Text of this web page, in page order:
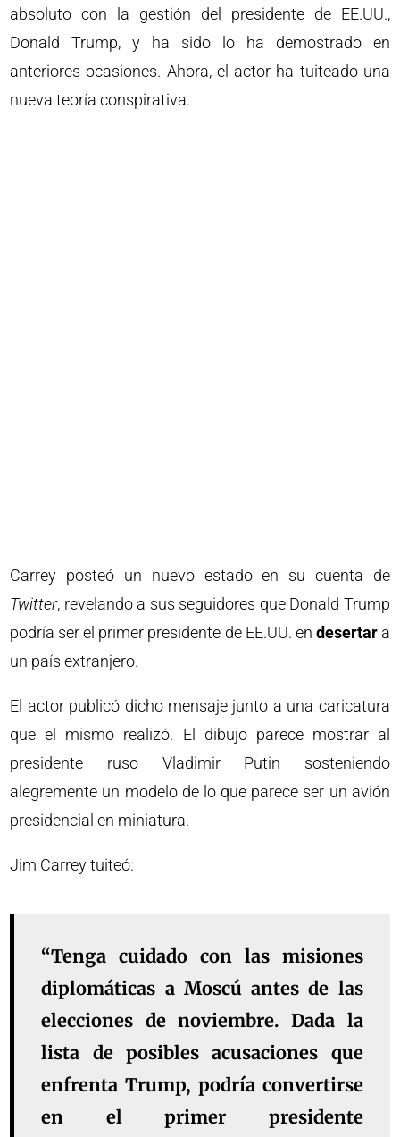
absoluto con la gestión del presidente de EE.UU.,
Donald Trump, y ha sido lo ha demostrado en
anteriores ocasiones. Ahora, el actor ha tuiteado una
nueva teoría conspirativa.
Carrey posteó un nuevo estado en su cuenta de
Twitter, revelando a sus seguidores que Donald Trump
podría ser el primer presidente de EE.UU. en desertara
un país extranjero.
El actor publicó dicho mensaje junto a una caricatura
que el mismo realizó. El dibujo parece mostrar al
presidente ruso Vladimir Putin sosteniendo
alegremente un modelo de lo que parece ser un avión
presidencial en miniatura.
Jim Carrey tuiteó:
“Tenga cuidado con las misiones
diplomáticas a Moscú antes de las
elecciones de noviembre. Dada la
lista de posibles acusaciones que
enfrenta Trump, podría convertirse
en el primer presidente